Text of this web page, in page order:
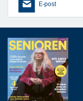
E-post